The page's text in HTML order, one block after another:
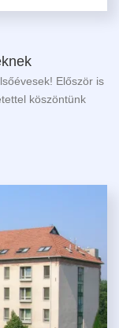
Először is
köszöntünk